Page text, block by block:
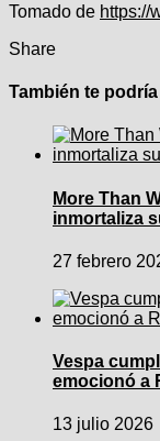
Tomado de https://
Share
También te
More Than
inmortaliza
27 febrero
Vespa
emocionó a
13 julio 2026